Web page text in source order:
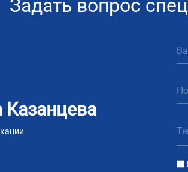
Задать вопрос
Казанцева